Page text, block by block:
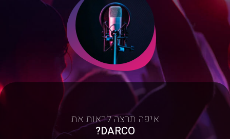
איפה תרצה לראות את
DARCO?